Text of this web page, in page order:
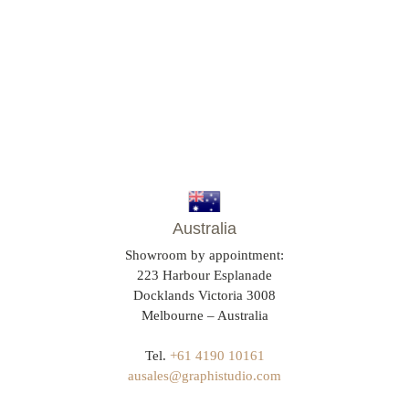
Australia
Showroom by appointment:
223 Harbour Esplanade
Docklands Victoria 3008
Melbourne – Australia
Tel. +61 4190 10161
ausales@graphistudio.com